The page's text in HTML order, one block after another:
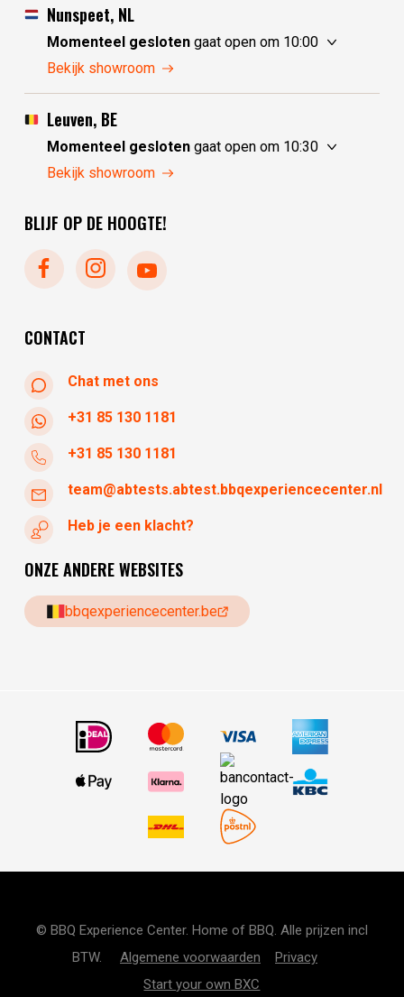
zaterdag
zondag
10:00 - 17:30
maandag
Nunspeet, NL
Momenteel geslotengaat open om 10:00
donderdag
vrijdag
10:00 - 17:30
zaterdag
zondag
gesloten
maandag
Bekijk showroom
Leuven, BE
Momenteel geslotengaat open om 10:30
donderdag
zaterdag
maandag
dinsdag
Bekijk showroom
BLIJF OP DE HOOGTE!
CONTACT
Chat met ons
+31 85 130 1181
+31 85 130 1181
team@abtests.abtest.bbqexperiencecenter.nl
Heb je een klacht?
ONZE ANDERE WEBSITES
bbqexperiencecenter.be
© BBQ Experience Center. Home of BBQ. Alle prijzen incl
BTW. Algemene voorwaarden
Privacy
Start your own BXC